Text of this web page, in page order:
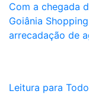
Com a chegada
Goiânia
arrecadação de
Leitura para